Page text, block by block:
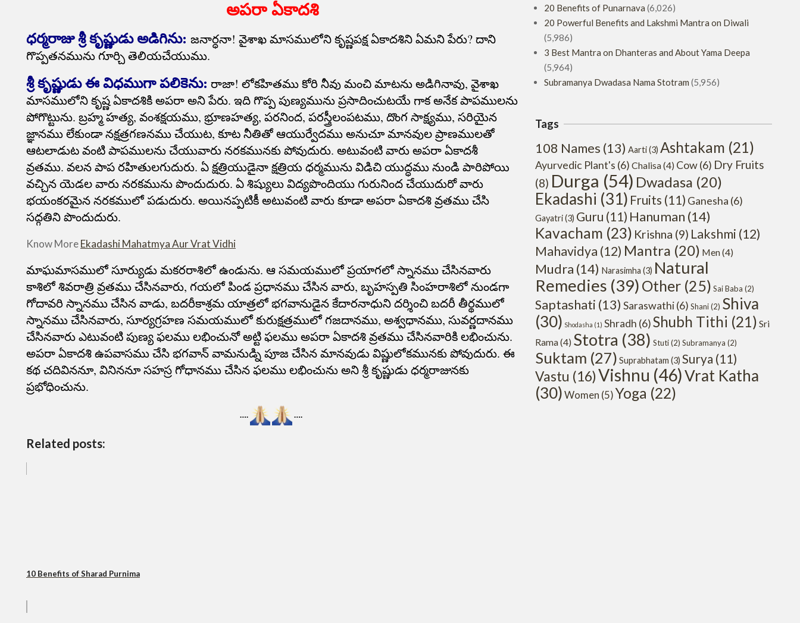
అపరా ఏకాదశి
ధర్మరాజు శ్రీ కృష్ణుడు అడిగిను: జనార్ధనా! వైశాఖ మాసములోని కృష్ణపక్ష ఏకాదశిని ఏమని పేరు? దాని
గొప్పతనమును గూర్చి తెలియచేయుము.
శ్రీ కృష్ణుడు ఈ విధముగా పలికెను: రాజా! లోకహితము కోరి నీవు మంచి మాటను అడిగినావు, వైశాఖ
మాసములోని కృష్ణ ఏకాదశికి అపరా అని పేరు. ఇది గొప్ప పుణ్యమును ప్రసాదించుటయే గాక అనేక పాపములను
పోగొట్టును. బ్రహ్మ హత్య, వంశక్షయము, భ్రూణహత్య, పరనింద, పరస్త్రీలంపటము, దొంగ సాక్ష్యము, సరియైన
జ్ఞానము లేకుండా నక్షత్రగణనము చేయుట, కూట నీతితో ఆయుర్వేదము అనుచూ మానవుల ప్రాణములతో
ఆటలాడుట వంటి పాపములను చేయువారు నరకమునకు పోవుదురు. అటువంటి వారు అపరా ఏకాదశీ
వ్రతము. వలన పాప రహితులగుదురు. ఏ క్షత్రియుడైనా క్షత్రియ ధర్మమును విడిచి యుద్ధము నుండి పారిపోయి
వచ్చిన యెడల వారు నరకమును పొందుదురు. ఏ శిష్యులు విద్యపొందియు గురునింద చేయుదురో వారు
భయంకరమైన నరకములో పడుదురు. అయినప్పటికీ అటువంటి వారు కూడా అపరా ఏకాదశి వ్రతము చేసి
సద్గతిని పొందుదురు.
Know MoreEkadashi Mahatmya Aur Vrat Vidhi
మాఘమాసములో సూర్యుడు మకరరాశిలో ఉండును. ఆ సమయములో ప్రయాగలో స్నానము చేసినవారు
కాశిలో శివరాత్రి వ్రతము చేసినవారు, గయలో పిండ ప్రధానము చేసిన వారు, బృహస్పతి సింహరాశిలో నుండగా
గోదావరి స్నానము చేసిన వాడు, బదరీకాశ్రమ యాత్రలో భగవానుడైన కేదారనాధుని దర్శించి బదరీ తీర్థములో
స్నానము చేసినవారు, సూర్యగ్రహణ సమయములో కురుక్షత్రములో గజదానము, అశ్వధానము, సువర్ణదానము
చేసినవారు ఎటువంటి పుణ్య ఫలము లభించునో అట్టి ఫలము అపరా ఏకాదశి వ్రతము చేసినవారికి లభించును.
అపరా ఏకాదశి ఉపవాసము చేసి భగవాన్ వామనుడ్ని పూజ చేసిన మానవుడు విష్ణులోకమునకు పోవుదురు. ఈ
కథ చదివిననూ, వినిననూ సహస్ర గోధానము చేసిన ఫలము లభించును అని శ్రీ కృష్ణుడు ధర్మరాజునకు
ప్రభోధించును.
…. ….
Related posts:
10 Benefits of Sharad Purnima
20 Benefits of Punarnava (6,026)
20 Powerful Benefits and Lakshmi Mantra on Diwali
(5,986)
3 Best Mantra on Dhanteras and About Yama Deepa
(5,964)
Subramanya Dwadasa Nama Stotram (5,956)
Tags
108 Names (13) Aarti(3) Ashtakam (21)
Ayurvedic Plant's (6) Chalisa(4) Cow(6) Dry Fruits
(8) Durga (54) Dwadasa (20)
Ekadashi (31) Fruits (11) Ganesha (6)
Gayatri(3) Guru (11) Hanuman (14)
Kavacham (23) Krishna (9) Lakshmi (12)
Mahavidya (12) Mantra (20) Men(4)
Mudra (14) Narasimha (3) Natural
Remedies (39) Other (25) Sai Baba (2)
Saptashati (13) Saraswathi(6) Shani(2) Shiva
(30) Shodasha (1) Shradh (6)Shubh Tithi (21) Sri
Rama(4) Stotra (38) Stuti(2) Subramanya (2)
Suktam (27) Suprabhatam (3) Surya (11)
Vastu (16)Vishnu (46)Vrat Katha
(30)Women (5)Yoga (22)